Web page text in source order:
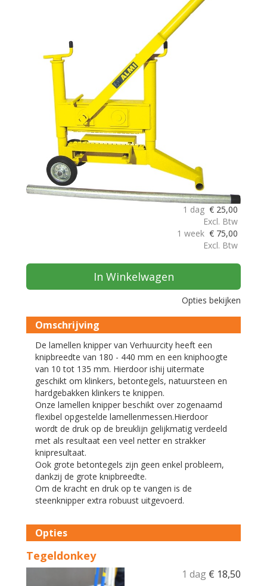
1 dag € 25,00
Excl. Btw
1 week € 75,00
Excl. Btw
In Winkelwagen
Opties bekijken
Omschrijving
De lamellen knipper van Verhuurcity heeft een
knipbreedte van 180 - 440 mm en een kniphoogte
van 10 tot 135 mm. Hierdoor ishij uitermate
geschikt om klinkers, betontegels, natuursteen en
hardgebakken klinkers te knippen.
Onze lamellen knipper beschikt over zogenaamd
flexibel opgestelde lamellenmessen.Hierdoor
wordt de druk op de breuklijn gelijkmatig verdeeld
met als resultaat een veel netter en strakker
knipresultaat.
Ook grote betontegels zijn geen enkel probleem,
dankzij de grote knipbreedte.
Om de kracht en druk op te vangen is de
steenknipper extra robuust uitgevoerd.
Opties
Tegeldonkey
1 dag € 18,50